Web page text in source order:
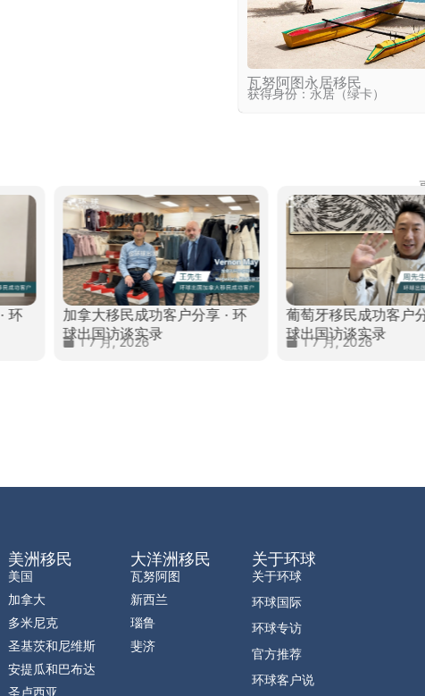
瓦努阿图永居移民
获得身份：永居（绿卡）
环
加拿大移民成功客户分享 · 环
球出国访谈实录
1 7 月, 2026
葡萄牙移民成功客户
球出国访谈实录
1 7 月, 2026
美洲移民
美国
加拿大
多米尼克
圣基茨和尼维斯
安提瓜和巴布达
圣卢西亚
大洋洲移民
瓦努阿图
新西兰
瑙鲁
斐济
关于环球
关于环球
环球国际
环球专访
官方推荐
环球客户说